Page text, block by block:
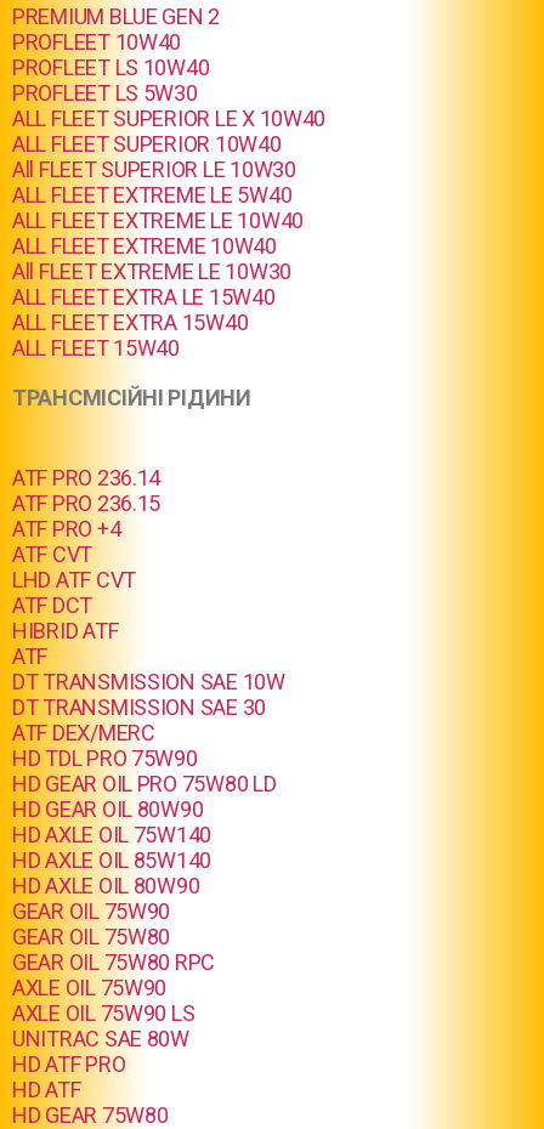
PREMIUM BLUE GEN 2
PROFLEET 10W40
PROFLEET LS 10W40
PROFLEET LS 5W30
ALL FLEET SUPERIOR LE X 10W40
ALL FLEET SUPERIOR 10W40
All FLEET SUPERIOR LE 10W30
ALL FLEET EXTREME LE 5W40
ALL FLEET EXTREME LE 10W40
ALL FLEET EXTREME 10W40
All FLEET EXTREME LE 10W30
ALL FLEET EXTRA LE 15W40
ALL FLEET EXTRA 15W40
ALL FLEET 15W40
ТРАНСМІСІЙНІ РІДИНИ
ATF PRO 236.14
ATF PRO 236.15
ATF PRO +4
ATF CVT
LHD ATF CVT
ATF DCT
HIBRID ATF
ATF
DT TRANSMISSION SAE 10W
DT TRANSMISSION SAE 30
ATF DEX/MERC
HD TDL PRO 75W90
HD GEAR OIL PRO 75W80 LD
HD GEAR OIL 80W90
HD AXLE OIL 75W140
HD AXLE OIL 85W140
HD AXLE OIL 80W90
GEAR OIL 75W90
GEAR OIL 75W80
GEAR OIL 75W80 RPC
AXLE OIL 75W90
AXLE OIL 75W90 LS
UNITRAC SAE 80W
HD ATF PRO
HD ATF
HD GEAR 75W80